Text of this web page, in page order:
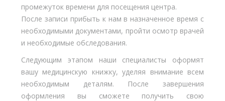
промежуток времени для посещения центра.
После записи прибыть к нам в назначенное время с
необходимыми документами, пройти осмотр врачей
и необходимые обследования.
Следующим этапом наши специалисты оформят
вашу медицинскую книжку, уделяя внимание всем
необходимым деталям. После завершения
оформления вы сможете получить свою